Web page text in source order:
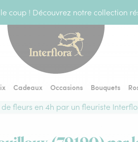
coup ! Découvrez notre collection
Cadeaux Occasions Bouquets
de fleurs en 4h par un fleuriste